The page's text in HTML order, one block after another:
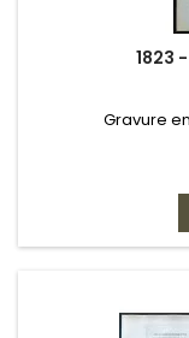
1823 -
Gravure